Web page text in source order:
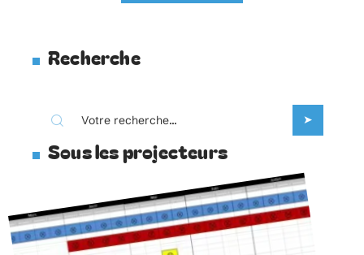
Recherche
Sous les projecteurs